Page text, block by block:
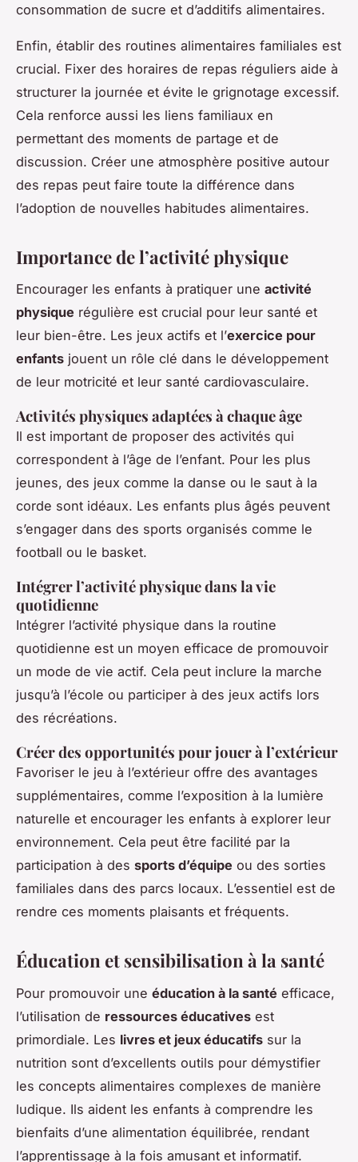
consommation de sucre et d’additifs alimentaires.
Enfin, établir des routines alimentaires familiales est
crucial. Fixer des horaires de repas réguliers aide à
structurer la journée et évite le grignotage excessif.
Cela renforce aussi les liens familiaux en
permettant des moments de partage et de
discussion. Créer une atmosphère positive autour
des repas peut faire toute la différence dans
l’adoption de nouvelles habitudes alimentaires.
Importance de l’activité physique
Encourager les enfants à pratiquer une activité
physique régulière est crucial pour leur santé et
leur bien-être. Les jeux actifs et l’exercice pour
enfants jouent un rôle clé dans le développement
de leur motricité et leur santé cardiovasculaire.
Activités physiques adaptées à chaque âge
Il est important de proposer des activités qui
correspondent à l’âge de l’enfant. Pour les plus
jeunes, des jeux comme la danse ou le saut à la
corde sont idéaux. Les enfants plus âgés peuvent
s’engager dans des sports organisés comme le
football ou le basket.
Intégrer l’activité physique dans la vie
quotidienne
Intégrer l’activité physique dans la routine
quotidienne est un moyen efficace de promouvoir
un mode de vie actif. Cela peut inclure la marche
jusqu’à l’école ou participer à des jeux actifs lors
des récréations.
Créer des opportunités pour jouer à l’extérieur
Favoriser le jeu à l’extérieur offre des avantages
supplémentaires, comme l’exposition à la lumière
naturelle et encourager les enfants à explorer leur
environnement. Cela peut être facilité par la
participation à des sports d’équipe ou des sorties
familiales dans des parcs locaux. L’essentiel est de
rendre ces moments plaisants et fréquents.
Éducation et sensibilisation à la santé
Pour promouvoir une éducation à la santé efficace,
l’utilisation de ressources éducatives est
primordiale. Les livres et jeux éducatifs sur la
nutrition sont d’excellents outils pour démystifier
les concepts alimentaires complexes de manière
ludique. Ils aident les enfants à comprendre les
bienfaits d’une alimentation équilibrée, rendant
l’apprentissage à la fois amusant et informatif.